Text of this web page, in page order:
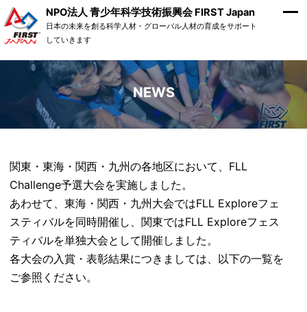
NPO法人 青少年科学技術振興会 FIRST Japan
日本の未来を創る科学人材・グローバル人材の育成をサポート
していきます
NEWS
関東・東海・関西・九州の各地区において、FLL
Challenge予選大会を実施しました。
あわせて、東海・関西・九州大会ではFLL Exploreフェ
スティバルを同時開催し、関東ではFLL Exploreフェス
ティバルを単独大会として開催しました。
各大会の入賞・表彰結果につきましては、以下の一覧を
ご参照ください。